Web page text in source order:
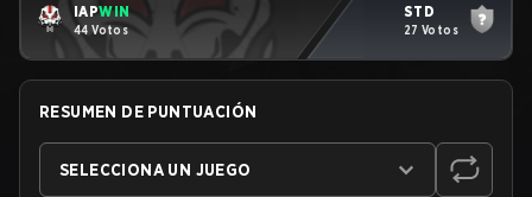
IAPWIN
44 Votos
STD
27 Votos
RESUMEN DE PUNTUACIÓN
SELECCIONA UN JUEGO